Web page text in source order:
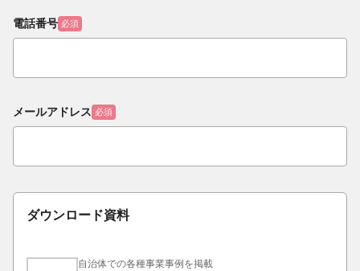
電話番号 必須
メールアドレス 必須
ダウンロード資料
自治体での各種事業事例を掲載